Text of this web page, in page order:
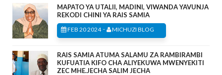
MAPATO YA UTALII, MADINI, VIWANDA YAVUNJA
REKODI CHINI YA RAIS SAMIA
FEB 20 2024- MICHUZI BLOG
RAIS SAMIA ATUMA SALAMU ZA RAMBIRAMBI
KUFUATIA KIFO CHA ALIYEKUWA MWENYEKITI
ZEC MHE.JECHA SALIM JECHA